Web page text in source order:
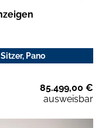
Pano
85.499,00 €
ausweisbar